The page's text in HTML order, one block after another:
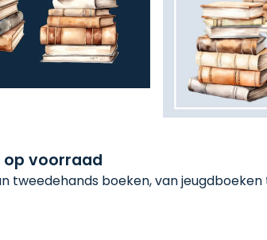
op voorraad
tweedehands boeken, van